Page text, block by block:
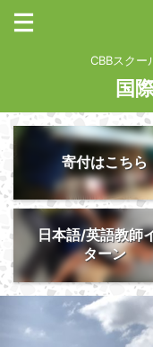
CBBスクー
国
寄付はこちら
日本語/英語教師
ターン